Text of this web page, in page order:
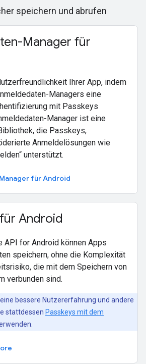
speichern und abrufen
Manager für
Ihrer App, indem
Managers eine
mit Passkeys
Manager ist eine
die Passkeys,
Anmeldelösungen wie
unterstützt.
für Android
Android
API for Android können Apps
speichern, ohne die Komplexität
die mit dem Speichern von
verbunden sind.
bessere Nutzererfahrung und andere
stattdessen Passkeys mit dem